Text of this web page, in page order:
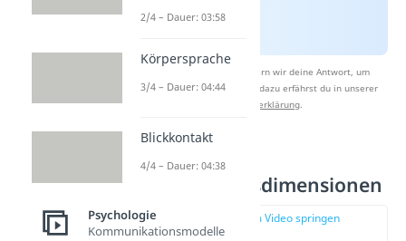
Nach Beantwortung speichern wir deine Antwort, um
Studyflix zu verbessern. Mehr dazu erfährst du in unserer
Datenschutzerklärung.
Die 4
Persönlichkeitsdimensionen
zur Stelle im Video springen
(01:08)
2/4 – Dauer: 03:58
Körpersprache
3/4 – Dauer: 04:44
Blickkontakt
4/4 – Dauer: 04:38
Psychologie
Kommunikationsmodelle